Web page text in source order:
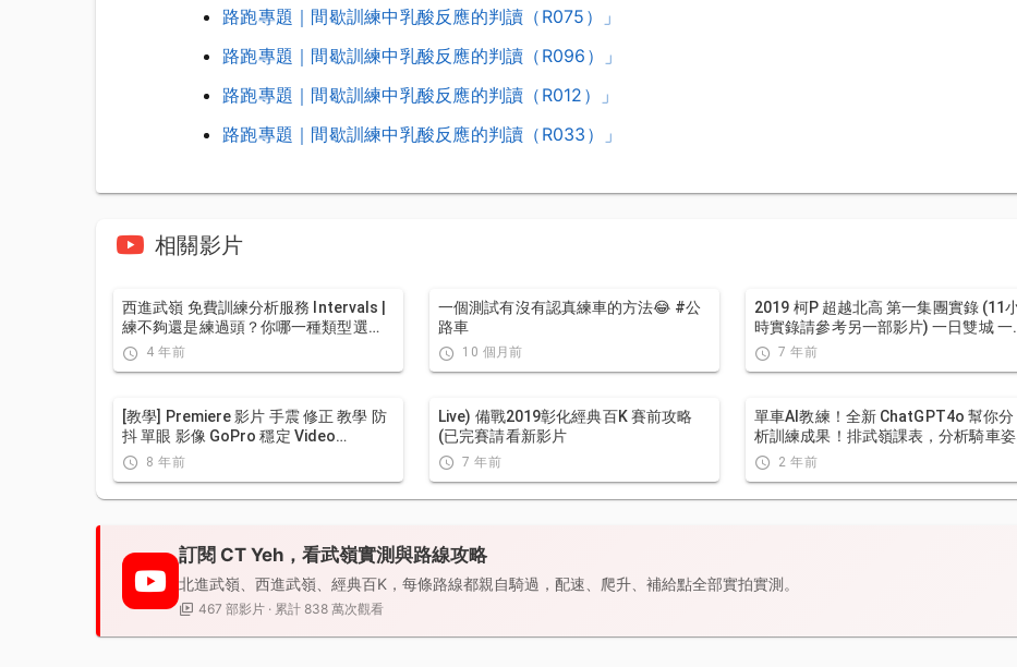
路跑專題｜間歇訓練中乳酸反應的判讀（R075）」
路跑專題｜間歇訓練中乳酸反應的判讀（R096）」
路跑專題｜間歇訓練中乳酸反應的判讀（R012）」
路跑專題｜間歇訓練中乳酸反應的判讀（R033）」
相關影片
西進武嶺 免費訓練分析服務 Intervals |
練不夠還是練過頭？你哪一種類型選
手？AI模型告訴你！ | 備戰神器 | 公路車
4 年前
一個測試有沒有認真練車的方法😂 #公
路車
10 個月前
2019 柯P 超越北高 第一集團實錄 (11小
時實錄請參考另一部影片) 一日雙城 一
日北高 NeverStop Taiwan Long
Distance Cycling Challenge
7 年前
[教學] Premiere 影片 手震 修正 教學 防
抖 單眼 影像 GoPro 穩定 Video
Stabilization
8 年前
Live) 備戰2019彰化經典百K 賽前攻略
(已完賽請看新影片
7 年前
單車AI教練！全新 ChatGPT4o 幫你分
析訓練成果！排武嶺課表，分析騎車姿
勢！ 太神了！ / 公路車 / CT Yeh / feat.
緯緯
2 年前
訂閱 CT Yeh，看武嶺實測與路線攻略
北進武嶺、西進武嶺、經典百K，每條路線都親自騎過，配速、爬升、補給點全部實拍實測。
467 部影片 · 累計 838 萬次觀看